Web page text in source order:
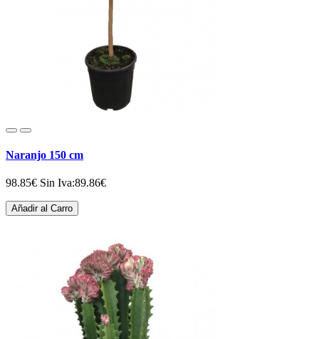
Naranjo 150 cm
98.85€ Sin Iva:89.86€
Añadir al Carro